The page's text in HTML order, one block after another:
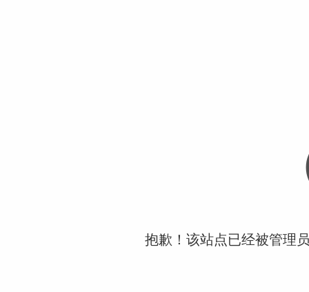
抱歉！该站点已经被管理